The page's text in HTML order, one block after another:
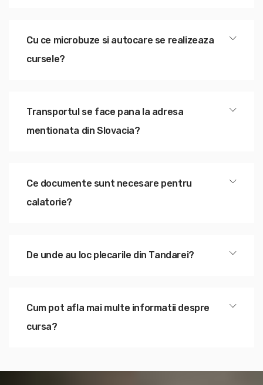
Cu ce microbuze si autocare se realizeaza
cursele?
Transportul se face pana la adresa
mentionata din Slovacia?
Ce documente sunt necesare pentru
calatorie?
De unde au loc plecarile din Tandarei?
Cum pot afla mai multe informatii despre
cursa?